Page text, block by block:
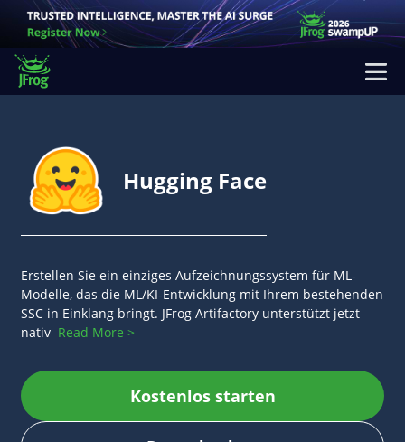
Hugging Face
Erstellen Sie ein einziges Aufzeichnungssystem für ML-
Modelle, das die ML/KI-Entwicklung mit Ihrem bestehenden
SSC in Einklang bringt. JFrog Artifactory unterstützt jetzt
nativ Read More >
Kostenlos starten